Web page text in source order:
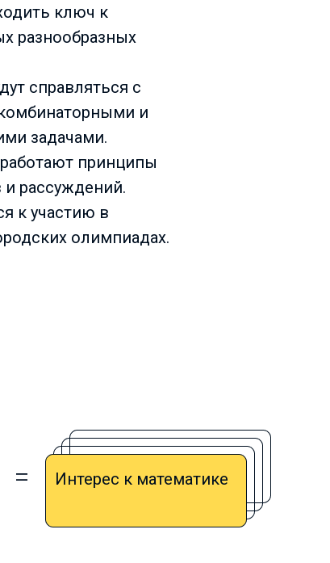
ключ к
разнообразных
справляться с
и
задачами.
принципы
и рассуждений.
к участию в
олимпиадах.
Интерес к математике